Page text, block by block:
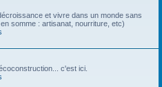
et vivre dans un monde sans
somme : artisanat, nourriture, etc)
c'est ici.